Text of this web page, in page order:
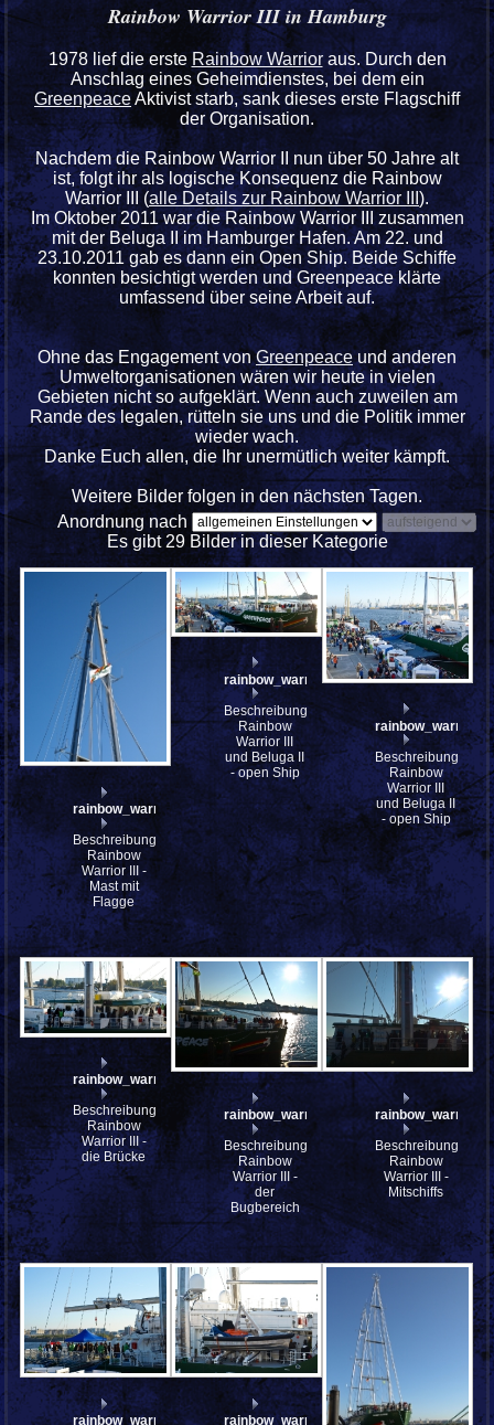
Rainbow Warrior III in Hamburg
1978 lief die ersteRainbow Warrioraus. Durch den
Anschlag eines Geheimdienstes, bei dem ein
GreenpeaceAktivist starb, sank dieses erste Flagschiff
der Organisation.
Nachdem die Rainbow Warrior II nun über 50 Jahre alt
ist, folgt ihr als logische Konsequenz die Rainbow
Warrior III (alle Details zur Rainbow Warrior III ).
Im Oktober 2011 war die Rainbow Warrior III zusammen
mit der Beluga II im Hamburger Hafen. Am 22. und
23.10.2011 gab es dann ein Open Ship. Beide Schiffe
konnten besichtigt werden und Greenpeace klärte
umfassend über seine Arbeit auf.
Ohne das Engagement vonGreenpeaceund anderen
Umweltorganisationen wären wir heute in vielen
Gebieten nicht so aufgeklärt. Wenn auch zuweilen am
Rande des legalen, rütteln sie uns und die Politik immer
wieder wach.
Danke Euch allen, die Ihr unermütlich weiter kämpft.
Weitere Bilder folgen in den nächsten Tagen.
Anordnung nach
Es gibt 29 Bilder in dieser Kategorie
rainbow_warrior_III_PA237227
Beschreibung:
Rainbow
Warrior III -
Mast mit
Flagge
rainbow_warrior_III_PA237217_stitch
Beschreibung:
Rainbow
Warrior III
und Beluga II
- open Ship
Beschreibung:
Rainbow
Warrior III
und Beluga II
- open Ship
rainbow_warrior_III_PA237213_stitch
Beschreibung:
Rainbow
Warrior III -
die Brücke
rainbow_warrior_III_PA237211
Beschreibung:
Rainbow
Warrior III -
der
Bugbereich
Beschreibung:
Rainbow
Warrior III -
Mitschiffs
rainbow_warrior_III_PA237199rainbow_warrior_III_PA237198